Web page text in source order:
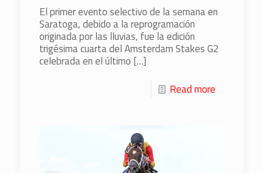
El primer evento selectivo de la semana en
Saratoga, debido a la reprogramación
originada por las lluvias, fue la edición
trigésima cuarta del Amsterdam Stakes G2
celebrada en el último […]
Read more